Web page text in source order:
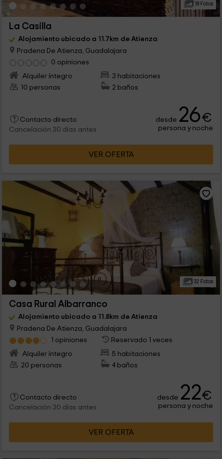
18 Fotos
La Casilla
Alojamiento ubicado a 11.7km de Atienza
Pradena De Atienza, Guadalajara
0 opiniones
Alquiler íntegro
3 habitaciones
10 personas
2 baños
Contacto directo
Cancelación 30 días antes
desde 26€
persona y noche
VER OFERTA
32 Fotos
Casa Rural Albarranco
Alojamiento ubicado a 11.8km de Atienza
Pradena De Atienza, Guadalajara
1 opiniones
Reservado 1 veces
Alquiler íntegro
5 habitaciones
20 personas
4 baños
Contacto directo
Cancelación 30 días antes
desde 22€
persona y noche
VER OFERTA